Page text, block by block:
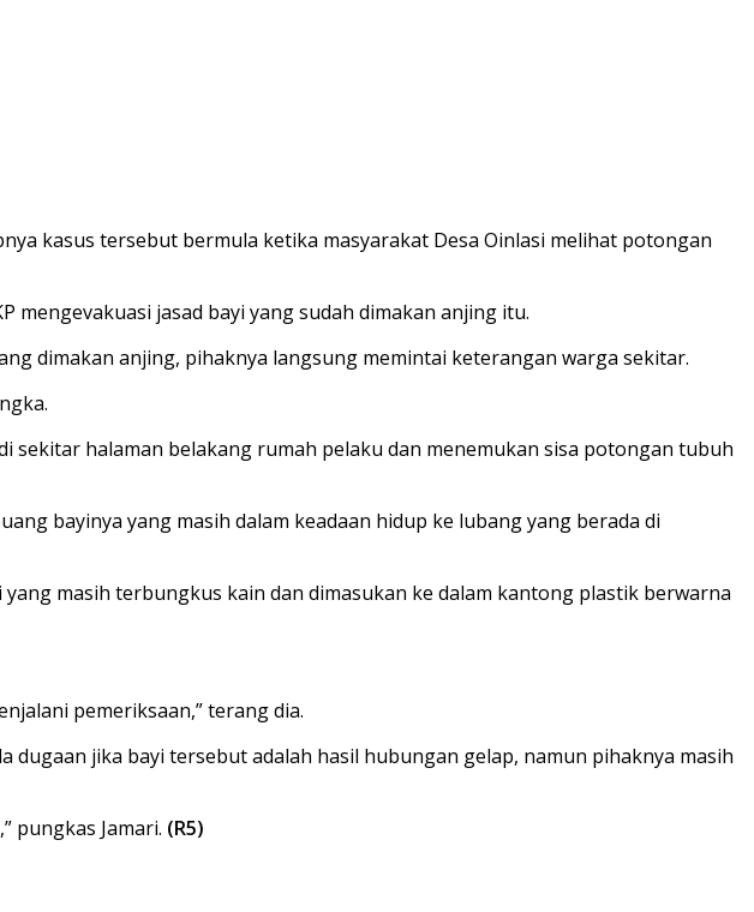
kasus tersebut bermula ketika masyarakat Desa Oinlasi melihat potongan
jasad bayi yang sudah dimakan anjing itu.
dimakan anjing, pihaknya langsung memintai keterangan warga sekitar.
sekitar halaman belakang rumah pelaku dan menemukan sisa potongan tubuh
bayinya yang masih dalam keadaan hidup ke lubang yang berada di
masih terbungkus kain dan dimasukan ke dalam kantong plastik berwarna
pemeriksaan,” terang dia.
dugaan jika bayi tersebut adalah hasil hubungan gelap, namun pihaknya masih
pungkas Jamari. (R5)